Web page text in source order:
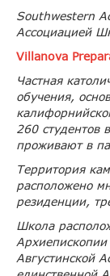
Southwestern
Ассоциацией
Villanova
Частная
обучения,
260 студентов
проживают в
Территория
расположено
резиденции,
Школа
Августинской